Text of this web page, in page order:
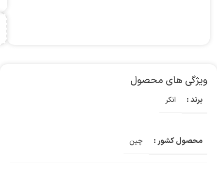
ویژگی های محصول
برند : انکر
محصول کشور : چین